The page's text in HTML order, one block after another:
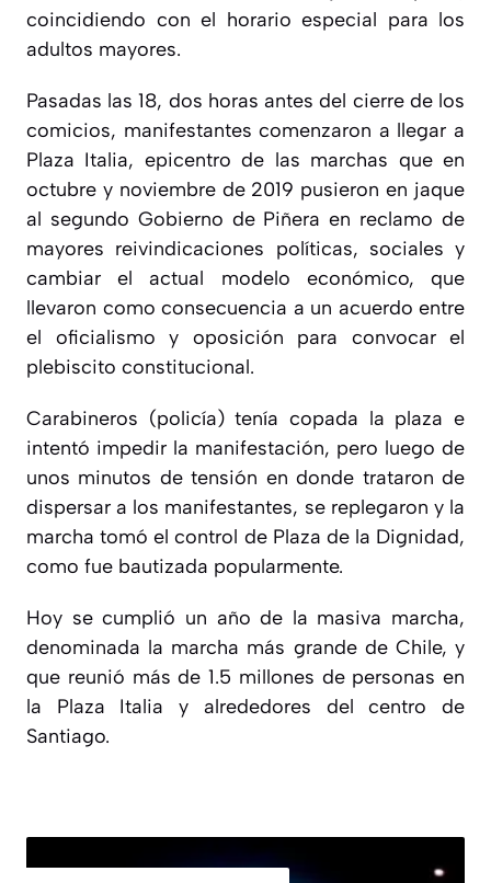
coincidiendo con el horario especial para los
adultos mayores.
Pasadas las 18, dos horas antes del cierre de los
comicios, manifestantes comenzaron a llegar a
Plaza Italia, epicentro de las marchas que en
octubre y noviembre de 2019 pusieron en jaque
al segundo Gobierno de Piñera en reclamo de
mayores reivindicaciones políticas, sociales y
cambiar el actual modelo económico, que
llevaron como consecuencia a un acuerdo entre
el oficialismo y oposición para convocar el
plebiscito constitucional.
Carabineros (policía) tenía copada la plaza e
intentó impedir la manifestación, pero luego de
unos minutos de tensión en donde trataron de
dispersar a los manifestantes, se replegaron y la
marcha tomó el control de Plaza de la Dignidad,
como fue bautizada popularmente.
Hoy se cumplió un año de la masiva marcha,
denominada la marcha más grande de Chile, y
que reunió más de 1.5 millones de personas en
la Plaza Italia y alrededores del centro de
Santiago.